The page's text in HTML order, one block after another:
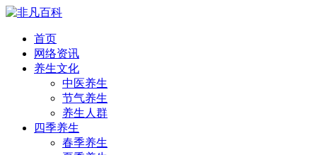
首页
网络资讯
养生文化
中医养生
节气养生
养生人群
四季养生
春季养生